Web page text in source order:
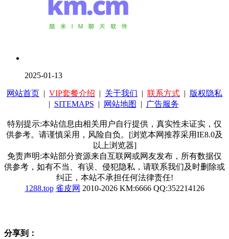
2025-01-13
网站首页 | VIP套餐介绍 | 关于我们 | 联系方式 | 版权隐私
| SITEMAPS | 网站地图 | 广告服务
特别提示:本站信息由相关用户自行提供，真实性未证实，仅
供参考。请谨慎采用，风险自负。[浏览本网推荐采用IE8.0及
以上浏览器]
免责声明:本站部分资源来自互联网或网友发布，所有数据仅
供参考，如有不当、有误、侵犯隐私，请联系我们及时删除或
纠正，本站不承担任何法律责任!
1288.top 雀皮网 2010-2026 KM:6666 QQ:352214126
分享到：